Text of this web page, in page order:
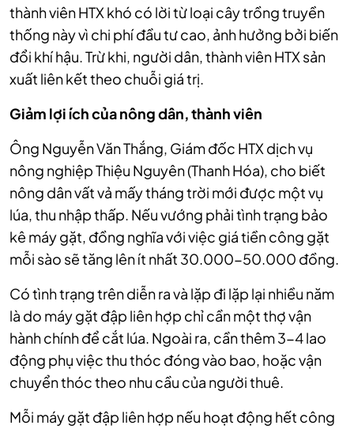
thành viên HTX khó có lời từ loại cây trồng truyền
thống này vì chi phí đầu tư cao, ảnh hưởng bởi biến
đổi khí hậu. Trừ khi, người dân, thành viên HTX sản
xuất liên kết theo chuỗi giá trị.
Giảm lợi ích của nông dân, thành viên
Ông Nguyễn Văn Thắng, Giám đốc HTX dịch vụ
nông nghiệp Thiệu Nguyên (Thanh Hóa), cho biết
nông dân vất vả mấy tháng trời mới được một vụ
lúa, thu nhập thấp. Nếu vướng phải tình trạng bảo
kê máy gặt, đồng nghĩa với việc giá tiền công gặt
mỗi sào sẽ tăng lên ít nhất 30.000-50.000 đồng.
Có tình trạng trên diễn ra và lặp đi lặp lại nhiều năm
là do máy gặt đập liên hợp chỉ cần một thợ vận
hành chính để cắt lúa. Ngoài ra, cần thêm 3-4 lao
động phụ việc thu thóc đóng vào bao, hoặc vận
chuyển thóc theo nhu cầu của người thuê.
Mỗi máy gặt đập liên hợp nếu hoạt động hết công